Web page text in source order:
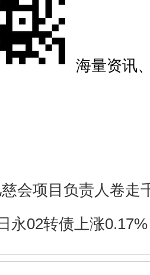
海量资讯
会项目负责人卷走
永02转债上涨